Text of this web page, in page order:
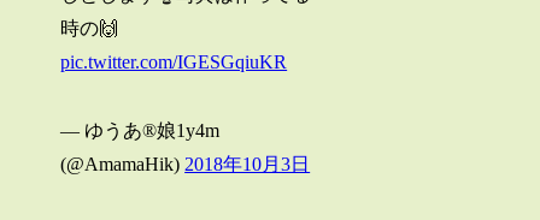
時の🙌
pic.twitter.com/IGESGqiuKR
— ゆうあ®︎娘1y4m
(@AmamaHik) 2018年10月3日